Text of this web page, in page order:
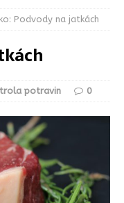
Podvody na jatkách
potravin 0